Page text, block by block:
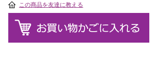
この商品を友達に教える